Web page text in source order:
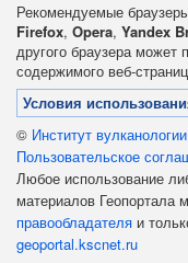
Рекомендуемые
Firefox, Opera, Yandex
другого браузера может
содержимого веб-
Условия
© Институт
Пользовательское
Любое использование
материалов Геопортала
правообладателя и
geoportal.kscnet.ru